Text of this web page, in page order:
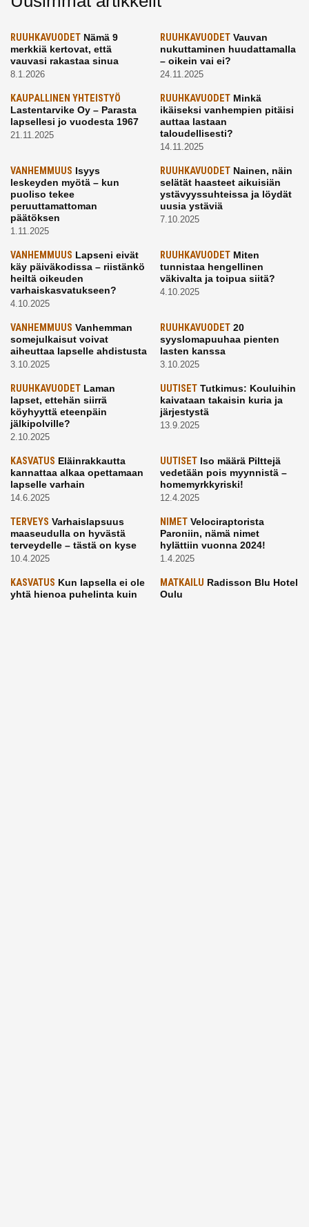
RUUHKAVUODET Nämä 9
merkkiä kertovat, että
vauvasi rakastaa sinua
8.1.2026
RUUHKAVUODETVauvan
nukuttaminen huudattamalla
– oikein vai ei?
24.11.2025
KAUPALLINEN YHTEISTYÖ
Lastentarvike Oy – Parasta
lapsellesi jo vuodesta 1967
21.11.2025
RUUHKAVUODETMinkä
ikäiseksi vanhempien pitäisi
auttaa lastaan
taloudellisesti?
14.11.2025
VANHEMMUUS Isyys
leskeyden myötä – kun
puoliso tekee
peruuttamattoman
päätöksen
1.11.2025
RUUHKAVUODETNainen, näin
selätät haasteet aikuisiän
ystävyyssuhteissa ja löydät
uusia ystäviä
7.10.2025
VANHEMMUUS Lapseni eivät
käy päiväkodissa – riistänkö
heiltä oikeuden
varhaiskasvatukseen?
4.10.2025
RUUHKAVUODETMiten
tunnistaa hengellinen
väkivalta ja toipua siitä?
4.10.2025
VANHEMMUUS Vanhemman
somejulkaisut voivat
aiheuttaa lapselle ahdistusta
3.10.2025
RUUHKAVUODET20
syyslomapuuhaa pienten
lasten kanssa
3.10.2025
RUUHKAVUODET Laman
lapset, ettehän siirrä
köyhyyttä eteenpäin
jälkipolville?
2.10.2025
UUTISETTutkimus: Kouluihin
kaivataan takaisin kuria ja
järjestystä
13.9.2025
KASVATUS Eläinrakkautta
kannattaa alkaa opettamaan
lapselle varhain
14.6.2025
UUTISETIso määrä Pilttejä
vedetään pois myynnistä –
homemyrkkyriski!
12.4.2025
TERVEYS Varhaislapsuus
maaseudulla on hyvästä
terveydelle – tästä on kyse
10.4.2025
NIMETVelociraptorista
Paroniin, nämä nimet
hylättiin vuonna 2024!
1.4.2025
KASVATUS Kun lapsella ei ole
yhtä hienoa puhelinta kuin
MATKAILU Radisson Blu Hotel
Oulu